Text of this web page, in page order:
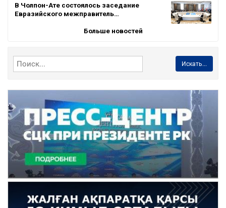
В Чолпон-Ате состоялось заседание
Евразийского межправитель…
Больше новостей
Искать...